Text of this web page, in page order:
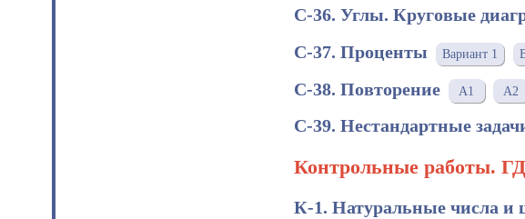
С-36. Углы. Круговые
С-37. Проценты Вариант 1
С-38. Повторение A1 A2
С-39. Нестандартные
Контрольные работы.
К-1. Натуральные числа и